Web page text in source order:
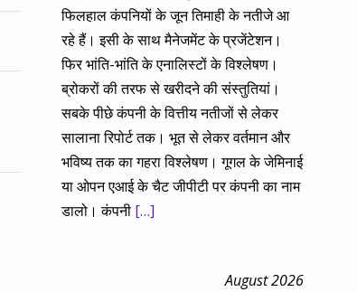
फिलहाल कंपनियों के जून तिमाही के नतीजे आ
रहे हैं। इसी के साथ मैनेजमेंट के प्रजेंटेशन।
फिर भांति-भांति के एनालिस्टों के विश्लेषण।
ब्रोकरों की तरफ से खरीदने की संस्तुतियां।
सबके पीछे कंपनी के वित्तीय नतीजों से लेकर
सालाना रिपोर्ट तक। भूत से लेकर वर्तमान और
भविष्य तक का गहरा विश्लेषण। गूगल के जेमिनाई
या ओपन एआई के चैट जीपीटी पर कंपनी का नाम
डालो। कंपनी […]
August 2026